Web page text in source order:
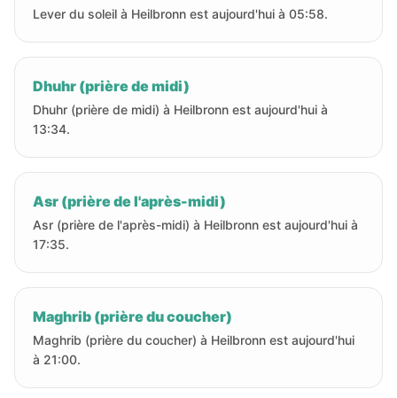
Lever du soleil à Heilbronn est aujourd'hui à 05:58.
Dhuhr (prière de midi)
Dhuhr (prière de midi) à Heilbronn est aujourd'hui à
13:34.
Asr (prière de l'après-midi)
Asr (prière de l'après-midi) à Heilbronn est aujourd'hui à
17:35.
Maghrib (prière du coucher)
Maghrib (prière du coucher) à Heilbronn est aujourd'hui
à 21:00.